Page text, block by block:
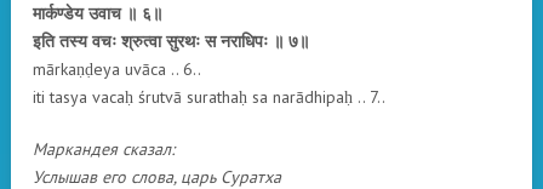
मार्कण्डेय उवाच ॥ ६॥
इति तस्य वचः श्रुत्वा सुरथः स नराधिपः ॥ ७॥
mārkaṇḍeya uvāca .. 6..
iti tasya vacaḥ śrutvā surathaḥ sa narādhipaḥ .. 7..
Маркандея сказал:
Услышав его слова, царь Суратха